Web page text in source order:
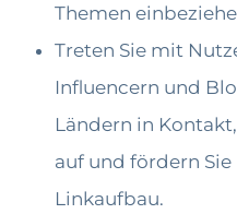
Themen
Treten Sie mit
Influencern und
Ländern in
auf und fördern
Linkaufbau.